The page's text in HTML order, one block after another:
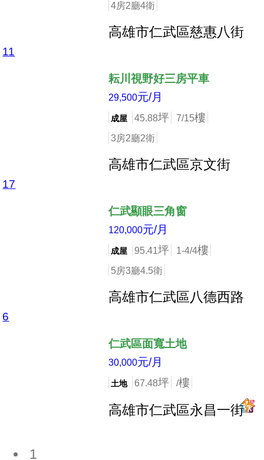
4房2廳4衛
高雄市仁武區慈惠八街
店長推薦
11
耘川視野好三房平車
29,500元/月
成屋 45.88坪 7/15樓
3房2廳2衛
高雄市仁武區京文街
店長推薦
17
仁武顯眼三角窗
120,000元/月
成屋 95.41坪 1-4/4樓
5房3廳4.5衛
高雄市仁武區八德西路
店長推薦
6
仁武區面寬土地
30,000元/月
土地 67.48坪 /樓
高雄市仁武區永昌一街
1